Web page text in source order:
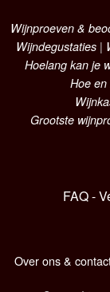
Wijnproeven &
Wijndegustaties |
Hoelang kan je
Hoe
Grootste
FAQ -
Over ons &